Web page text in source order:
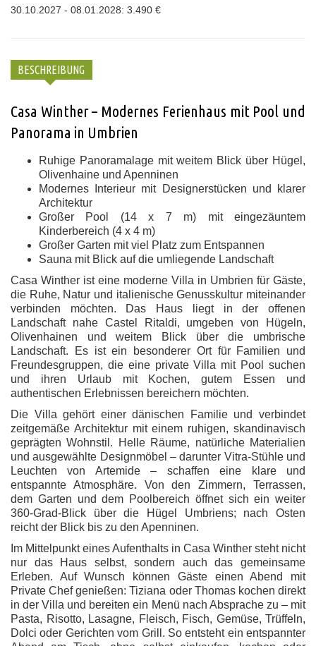
30.10.2027 - 08.01.2028: 3.490 €
BESCHREIBUNG
Casa Winther – Modernes Ferienhaus mit Pool und
Panorama in Umbrien
Ruhige Panoramalage mit weitem Blick über Hügel,
Olivenhaine und Apenninen
Modernes Interieur mit Designerstücken und klarer
Architektur
Großer Pool (14 x 7 m) mit eingezäuntem
Kinderbereich (4 x 4 m)
Großer Garten mit viel Platz zum Entspannen
Sauna mit Blick auf die umliegende Landschaft
Casa Winther ist eine moderne Villa in Umbrien für Gäste,
die Ruhe, Natur und italienische Genusskultur miteinander
verbinden möchten. Das Haus liegt in der offenen
Landschaft nahe Castel Ritaldi, umgeben von Hügeln,
Olivenhainen und weitem Blick über die umbrische
Landschaft. Es ist ein besonderer Ort für Familien und
Freundesgruppen, die eine private Villa mit Pool suchen
und ihren Urlaub mit Kochen, gutem Essen und
authentischen Erlebnissen bereichern möchten.
Die Villa gehört einer dänischen Familie und verbindet
zeitgemäße Architektur mit einem ruhigen, skandinavisch
geprägten Wohnstil. Helle Räume, natürliche Materialien
und ausgewählte Designmöbel – darunter Vitra-Stühle und
Leuchten von Artemide – schaffen eine klare und
entspannte Atmosphäre. Von den Zimmern, Terrassen,
dem Garten und dem Poolbereich öffnet sich ein weiter
360-Grad-Blick über die Hügel Umbriens; nach Osten
reicht der Blick bis zu den Apenninen.
Im Mittelpunkt eines Aufenthalts in Casa Winther steht nicht
nur das Haus selbst, sondern auch das gemeinsame
Erleben. Auf Wunsch können Gäste einen Abend mit
Private Chef genießen: Tiziana oder Thomas kochen direkt
in der Villa und bereiten ein Menü nach Absprache zu – mit
Pasta, Risotto, Lasagne, Fleisch, Fisch, Gemüse, Trüffeln,
Dolci oder Gerichten vom Grill. So entsteht ein entspannter